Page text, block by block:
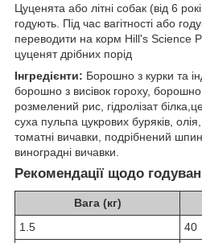
Цуценята або літні собак (від 6
годують. Під час вагітності або
переводити на корм Hill's Science
цуценят дрібних порід
Інгредієнти: Борошно з курки та
борошно з висівок гороху, борошно
розмелений рис, гідролізат
суха пульпа цукрових буряків,
томатні вичавки, подрібнений
виноградні вичавки.
Рекомендації щодо
Вага (кг)
1.5
40